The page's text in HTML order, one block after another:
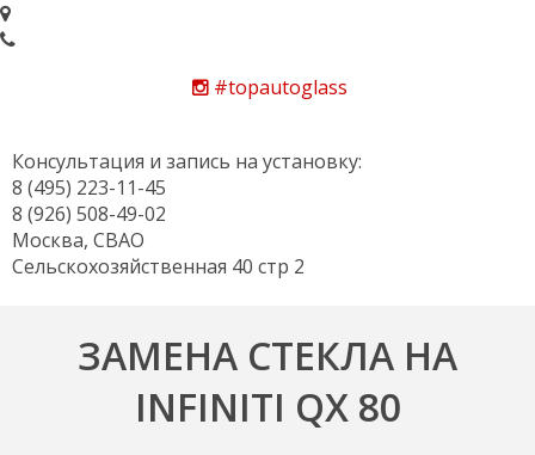
#topautoglass
Консультация и запись на установку:
8 (495) 223-11-45
8 (926) 508-49-02
Москва, СВАО
Сельскохозяйственная 40 стр 2
ЗАМЕНА СТЕКЛА НА
INFINITI QX 80